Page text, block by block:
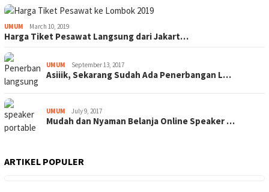
UMUM March 10, 2019
Harga Tiket Pesawat Langsung dari Jakart…
UMUM September 13, 2017
Asiiik, Sekarang Sudah Ada Penerbangan L…
UMUM July 9, 2017
Mudah dan Nyaman Belanja Online Speaker …
ARTIKEL POPULER